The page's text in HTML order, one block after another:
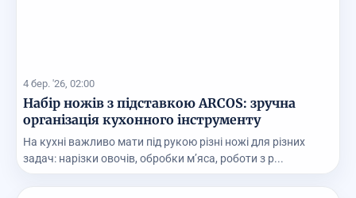
4 бер. '26, 02:00
Набір ножів з підставкою ARCOS: зручна
організація кухонного інструменту
На кухні важливо мати під рукою різні ножі для різних
задач: нарізки овочів, обробки м’яса, роботи з р...